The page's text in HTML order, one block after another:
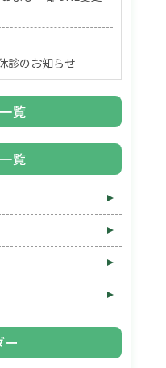
診のお知らせ
覧
覧
ー